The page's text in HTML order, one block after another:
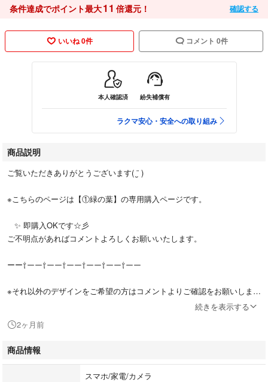
条件達成でポイント最大11 倍還元！ 確認する
いいね 0件 コメント 0件
本人確認済 紛失補償有
ラクマ安心・安全への取り組み
商品説明
ご覧いただきありがとうございます( ¨̮ )
※こちらのページは【①緑の葉】の専用購入ページです。
✨ 即購入OKです☆彡
ご不明点があればコメントよろしくお願いいたします。
ーー⇧ーー⇧ーー⇧ーー⇧ーー⇧ーー⇧ーー
※それ以外のデザインをご希望の方はコメントよりご確認をお願いしま
☆★対応機種★☆
（オッポ ）
続きを表示する
2ヶ月前
商品情報
スマホ/家電/カメラ